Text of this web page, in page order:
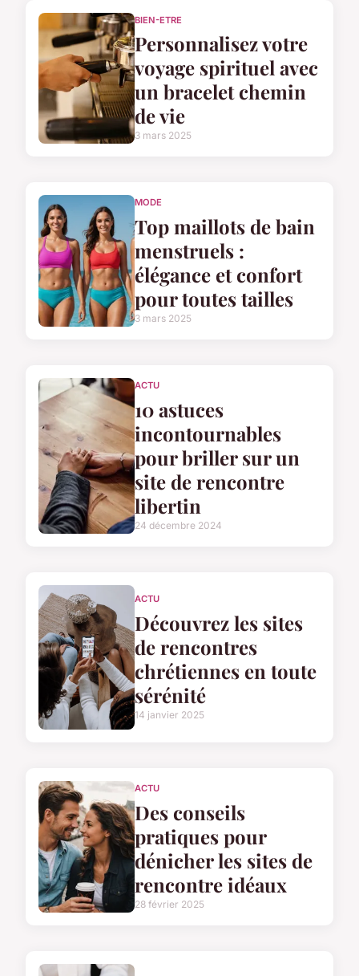
BIEN-ETRE
Personnalisez votre
voyage spirituel avec
un bracelet chemin
de vie
3 mars 2025
MODE
Top maillots de bain
menstruels :
élégance et confort
pour toutes tailles
3 mars 2025
ACTU
10 astuces
incontournables
pour briller sur un
site de rencontre
libertin
24 décembre 2024
ACTU
Découvrez les sites
de rencontres
chrétiennes en toute
sérénité
14 janvier 2025
ACTU
Des conseils
pratiques pour
dénicher les sites de
rencontre idéaux
28 février 2025